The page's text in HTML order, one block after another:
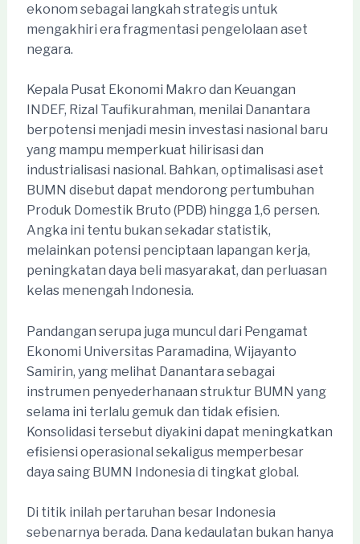
ekonom sebagai langkah strategis untuk
mengakhiri era fragmentasi pengelolaan aset
negara.
Kepala Pusat Ekonomi Makro dan Keuangan
INDEF, Rizal Taufikurahman, menilai Danantara
berpotensi menjadi mesin investasi nasional baru
yang mampu memperkuat hilirisasi dan
industrialisasi nasional. Bahkan, optimalisasi aset
BUMN disebut dapat mendorong pertumbuhan
Produk Domestik Bruto (PDB) hingga 1,6 persen.
Angka ini tentu bukan sekadar statistik,
melainkan potensi penciptaan lapangan kerja,
peningkatan daya beli masyarakat, dan perluasan
kelas menengah Indonesia.
Pandangan serupa juga muncul dari Pengamat
Ekonomi Universitas Paramadina, Wijayanto
Samirin, yang melihat Danantara sebagai
instrumen penyederhanaan struktur BUMN yang
selama ini terlalu gemuk dan tidak efisien.
Konsolidasi tersebut diyakini dapat meningkatkan
efisiensi operasional sekaligus memperbesar
daya saing BUMN Indonesia di tingkat global.
Di titik inilah pertaruhan besar Indonesia
sebenarnya berada. Dana kedaulatan bukan hanya